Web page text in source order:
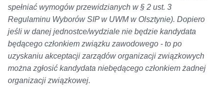
spełniać wymogów przewidzianych w § 2 ust. 3
Regulaminu Wyborów SIP w UWM w Olsztynie). Dopiero
jeśli w danej jednostce/wydziale nie będzie kandydata
będącego członkiem związku zawodowego - to po
uzyskaniu akceptacji zarządów organizacji związkowych
można zgłosić kandydata niebędącego członkiem żadnej
organizacji związkowej.